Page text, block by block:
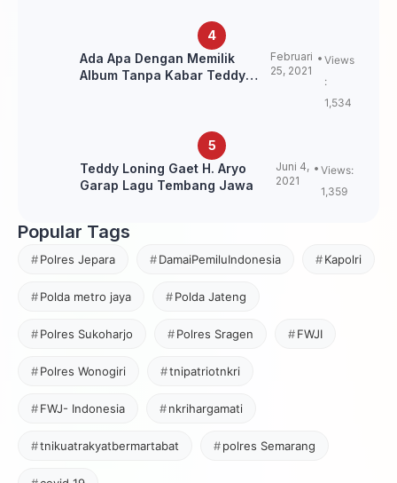
Ada Apa Dengan Memilik
Album Tanpa Kabar Teddy
Februari
25, 2021
Views
:
1,534
Teddy Loning Gaet H. Aryo
Garap Lagu Tembang Jawa
Juni 4,
2021
Views:
1,359
Popular Tags
Polres Jepara DamaiPemiluIndonesia Kapolri
Polda metro jaya Polda Jateng
Polres Sukoharjo Polres Sragen FWJI
Polres Wonogiri tnipatriotnkri
FWJ- Indonesia nkrihargamati
tnikuatrakyatbermartabat polres Semarang